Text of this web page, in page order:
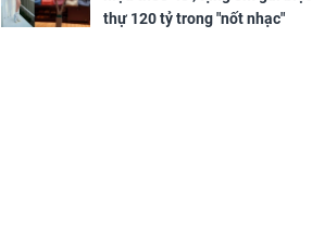
ngơi đồ sộ
thự 120 tỷ trong "nốt nhạc"